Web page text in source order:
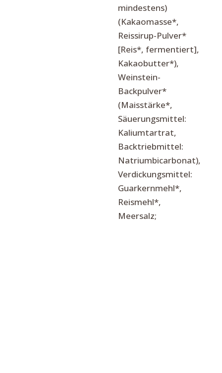
mindestens)
(Kakaomasse*,
Reissirup-Pulver*
[Reis*, fermentiert],
Kakaobutter*),
Weinstein-
Backpulver*
(Maisstärke*,
Säuerungsmittel:
Kaliumtartrat,
Backtriebmittel:
Natriumbicarbonat),
Verdickungsmittel:
Guarkernmehl*,
Reismehl*,
Meersalz;